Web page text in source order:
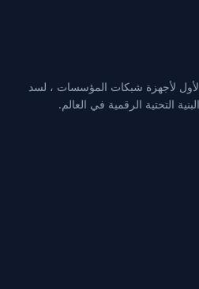
لأجهزة شبكات المؤسسات ، لسد
التحتية الرقمية في العالم.